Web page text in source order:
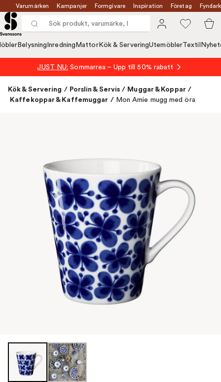
Varumärken Kampanjer Formgivare Inspiration Företag
Belysning Inredning MattorKök & ServeringUtemöblerTextil
JUST NU: Sommarrea – Upp till 50% rabatt
Kök & Servering / Porslin & Servis / Muggar & Koppar /
Kaffekoppar & Kaffemuggar / Mon Amie mugg med öra